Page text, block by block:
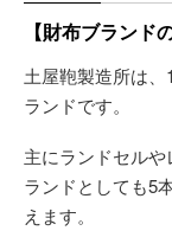
【財布ブラン
土屋鞄製造所は
ランドです。
主にランドセル
ランドとしても5
えます。